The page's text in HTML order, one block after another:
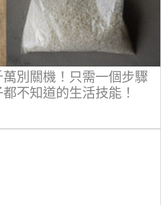
別關機！只需一個步驟
不知道的生活技能！